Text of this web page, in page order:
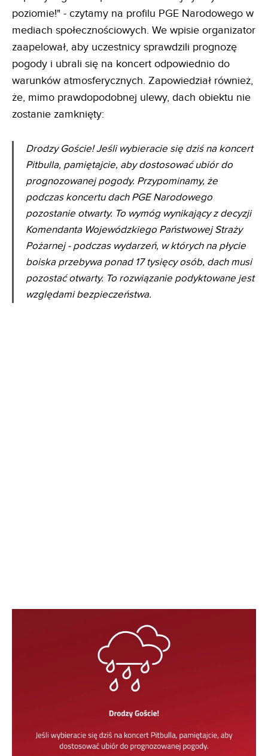
poziomie!" - czytamy na profilu PGE Narodowego w
mediach społecznościowych. We wpisie organizator
zaapelował, aby uczestnicy sprawdzili prognozę
pogody i ubrali się na koncert odpowiednio do
warunków atmosferycznych. Zapowiedział również,
że, mimo prawdopodobnej ulewy, dach obiektu nie
zostanie zamknięty:
Drodzy Goście! Jeśli wybieracie się dziś na koncert
Pitbulla, pamiętajcie, aby dostosować ubiór do
prognozowanej pogody. Przypominamy, że
podczas koncertu dach PGE Narodowego
pozostanie otwarty. To wymóg wynikający z decyzji
Komendanta Wojewódzkiego Państwowej Straży
Pożarnej - podczas wydarzeń, w których na płycie
boiska przebywa ponad 17 tysięcy osób, dach musi
pozostać otwarty. To rozwiązanie podyktowane jest
względami bezpieczeństwa.